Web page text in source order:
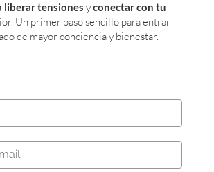
en las Redes
liberar tensiones yconectar con tu
Un primer paso sencillo para entrar
de mayor conciencia y bienestar.